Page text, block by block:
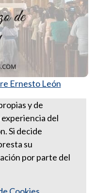
Ernesto León
DEL 11 DE
y de
del
Si decide
su
por parte del